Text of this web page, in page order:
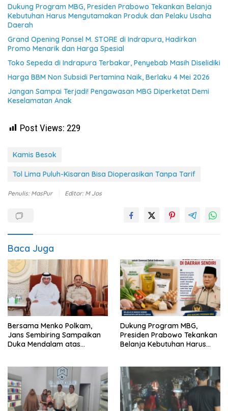
Dukung Program MBG, Presiden Prabowo Tekankan Belanja
Kebutuhan Harus Mengutamakan Produk dan Pelaku Usaha
Daerah
Grand Opening Ponsel M. STORE di Indrapura, Hadirkan
Promo Menarik dan Harga Spesial
Toko Sepeda di Indrapura Terbakar, Penyebab Masih Diselidiki
Harga BBM Non Subsidi Pertamina Naik, Berlaku 4 Mei 2026
Jangan Sampai Terjadi! Pengawasan MBG Diperketat Demi
Keselamatan Anak
Post Views: 229
Kamis Besok
Tol Lima Puluh-Kisaran Bisa Dioperasikan Tanpa Tarif
Penulis: MasPur Editor: M Jos
Baca Juga
Bersama Menko Polkam,
Jans Sembiring Sampaikan
Duka Mendalam atas
Dukung Program MBG,
Presiden Prabowo Tekankan
Belanja Kebutuhan Harus